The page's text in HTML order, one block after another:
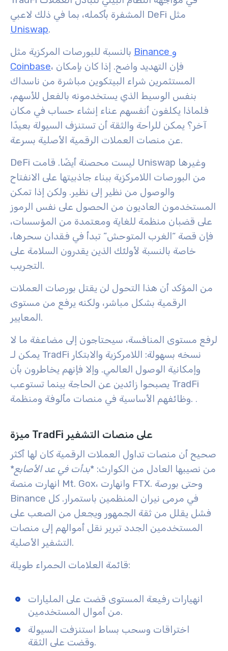
المشفرة بأكمله، بما في ذلك لاعبي DeFi مثل
Uniswap.
Binance و
Coinbase، فإن التهديد واضح. إذا كان بإمكان
المستثمرين شراء البيتكوين مباشرة من ناسداك
بنفس الوسيط الذي يستخدمونه بالفعل للأسهم،
فلماذا يكلفون أنفسهم عناء إنشاء حساب في مكان
آخر؟ يمكن للراحة والثقة أن تستنزف السيولة بعيدًا
عن منصات العملات الرقمية الأصلية بسرعة.
DeFi ليست محصنة أيضًا. قامت Uniswap وغيرها
من البورصات اللامركزية ببناء جاذبيتها على الانفتاح
والوصول من نظير إلى نظير. ولكن إذا تمكن
المستخدمون العاديون من الحصول على نفس الرموز
على قضبان منظمة للغاية ومعتمدة من المؤسسات،
فإن قصة “الغرب المتوحش” تبدأ في فقدان سحرها،
خاصة بالنسبة لأولئك الذين يقدرون السلامة على
التجريب.
من المؤكد أن هذا التحول لن يقتل بورصات العملات
الرقمية بشكل مباشر، ولكنه يرفع من مستوى
المعايير.
لرفع مستوى المنافسة، سيحتاجون إلى مضاعفة ما لا
يمكن لـ TradFi نسخه بسهولة: اللامركزية والابتكار
وإمكانية الوصول العالمي. وإلا فإنهم يخاطرون بأن
يصبحوا زائدين عن الحاجة بينما تستوعب TradFi
وظائفهم الأساسية في منصات مألوفة ومنظمة. .
ميزة TradFi على منصات التشفير
صحيح أن منصات تداول العملات الرقمية كان لها أكثر
من نصيبها العادل من الكوارث: *بدأت في عد الأصابع*
انهارت منصة Mt. Gox، وانهارت FTX. وحتى بورصة
Binance في مرمى نيران المنظمين باستمرار. كل
فشل يقلل من ثقة الجمهور ويجعل من الصعب على
المستخدمين الجدد تبرير نقل أموالهم إلى منصات
التشفير الأصلية.
قائمة العلامات الحمراء طويلة:
انهيارات رفيعة المستوى قضت على المليارات
من أموال المستخدمين.
اختراقات وسحب بساط استنزفت السيولة
وقضت على الثقة.